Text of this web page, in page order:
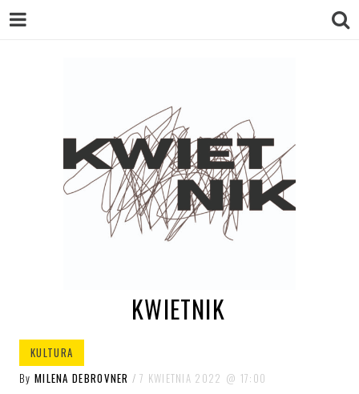
KWIETNIK
KULTURA
By MILENA DEBROVNER 7 KWIETNIA 2022 17:00